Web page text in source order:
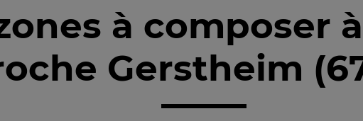
à composer
Gerstheim